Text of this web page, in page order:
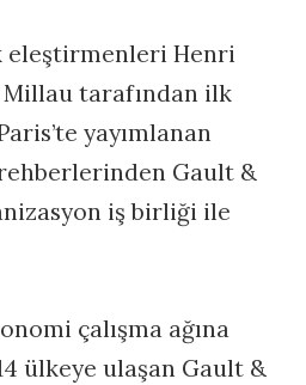
eleştirmenleri Henri
tarafından ilk
yayımlanan
Gault &
iş birliği ile
çalışma ağına
ülkeye ulaşan Gault &